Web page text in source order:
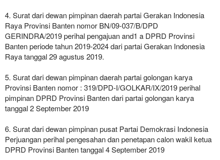
4. Surat dari dewan pimpinan daerah partai Gerakan Indonesia
Raya Provinsi Banten nomor BN/09-037/B/DPD
GERINDRA/2019 perihal pengajuan and1 a DPRD Provinsi
Banten periode tahun 2019-2024 dari partai Gerakan Indonesia
Raya tanggal 29 agustus 2019.
5. Surat dari dewan pimpinan daerah partai golongan karya
Provinsi Banten nomor : 319/DPD-I/GOLKAR/IX/2019 perihal
pimpinan DPRD Provinsi Banten dari partai golongan karya
tanggal 2 September 2019
6. Surat dari dewan pimpinan pusat Partai Demokrasi Indonesia
Perjuangan perihal pengesahan dan penetapan calon wakil ketua
DPRD Provinsi Banten tanggal 4 September 2019